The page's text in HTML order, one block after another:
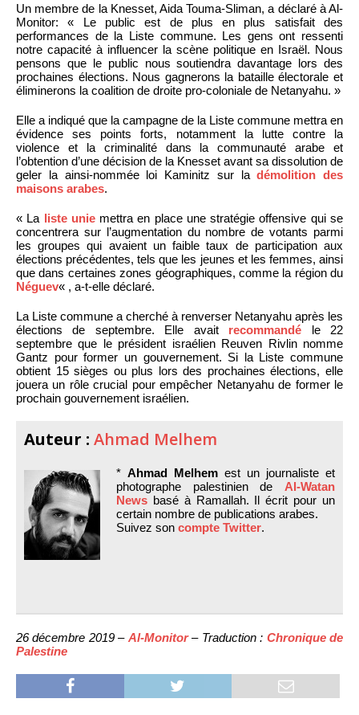
Un membre de la Knesset, Aida Touma-Sliman, a déclaré à Al-
Monitor: « Le public est de plus en plus satisfait des
performances de la Liste commune. Les gens ont ressenti
notre capacité à influencer la scène politique en Israël. Nous
pensons que le public nous soutiendra davantage lors des
prochaines élections. Nous gagnerons la bataille électorale et
éliminerons la coalition de droite pro-coloniale de Netanyahu. »
Elle a indiqué que la campagne de la Liste commune mettra en
évidence ses points forts, notamment la lutte contre la
violence et la criminalité dans la communauté arabe et
l’obtention d’une décision de la Knesset avant sa dissolution de
geler la ainsi-nommée loi Kaminitz sur ladémolition des
maisons arabes.
« La liste uniemettra en place une stratégie offensive qui se
concentrera sur l’augmentation du nombre de votants parmi
les groupes qui avaient un faible taux de participation aux
élections précédentes, tels que les jeunes et les femmes, ainsi
que dans certaines zones géographiques, comme la région du
Néguev« , a-t-elle déclaré.
La Liste commune a cherché à renverser Netanyahu après les
élections de septembre. Elle avait recommandé le 22
septembre que le président israélien Reuven Rivlin nomme
Gantz pour former un gouvernement. Si la Liste commune
obtient 15 sièges ou plus lors des prochaines élections, elle
jouera un rôle crucial pour empêcher Netanyahu de former le
prochain gouvernement israélien.
Auteur : Ahmad Melhem
* Ahmad Melhem est un journaliste et
photographe palestinien de Al-Watan
News basé à Ramallah. Il écrit pour un
certain nombre de publications arabes.
Suivez son compte Twitter.
26 décembre 2019 – Al-Monitor– Traduction : Chronique de
Palestine